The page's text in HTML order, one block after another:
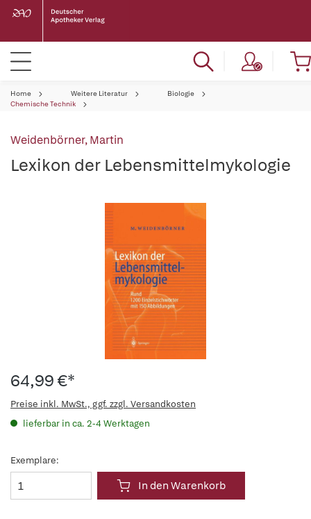
Home Weitere Literatur
Biologie
Chemische Technik
Weidenbörner, Martin
Lexikon der Lebensmittelmykologie
64,99 €*
Preise inkl. MwSt., ggf. zzgl. Versandkosten
lieferbar in ca. 2-4 Werktagen
Exemplare:
In den Warenkorb